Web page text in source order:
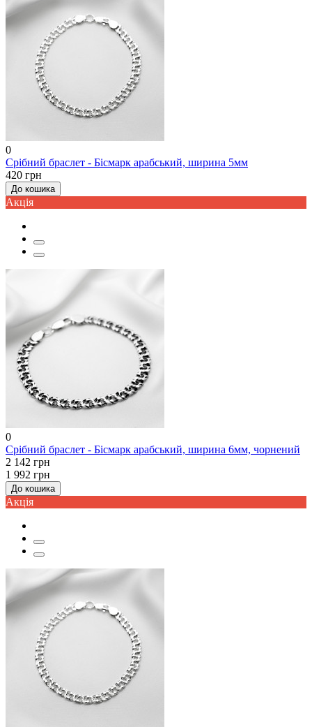
0
Срібний браслет - Бісмарк арабський, ширина 5мм
420 грн
До кошика
Акцiя
0
Срібний браслет - Бісмарк арабський, ширина 6мм, чорнений
2 142 грн
1 992 грн
До кошика
Акцiя